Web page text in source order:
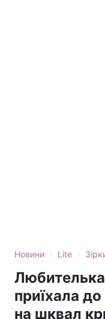
Новини › Lite ›
Любителька
приїхала
на шквал